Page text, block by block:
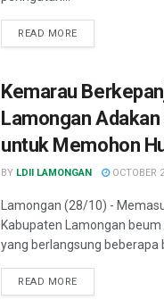
READ MORE
Kemarau
Lamongan
untuk Memohon
BY LDII LAMONGAN OCTOBER
Lamongan (28/10) -
Kabupaten Lamongan
yang berlangsung beberapa
READ MORE